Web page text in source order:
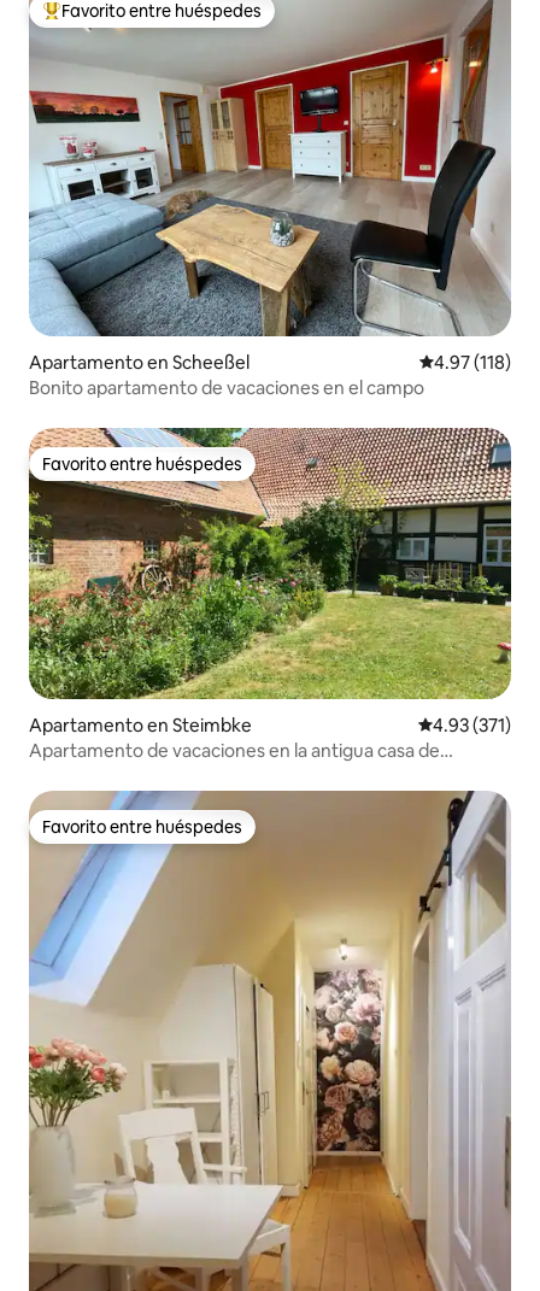
Favorito entre huéspedes preferido
Favorito entre huéspedes
Apartamento en Scheeßel Calificación
4.97 (118)
Bonito apartamento de vacaciones en el campo
Favorito entre huéspedes
Favorito entre huéspedes
Apartamento en Steimbke Calificación
4.93 (371)
Apartamento de vacaciones en la antigua casa de
Favorito entre huéspedes
Favorito entre huéspedes